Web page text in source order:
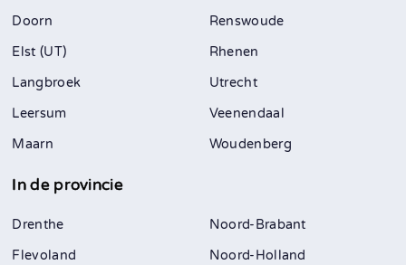
Doorn
Elst (UT)
Langbroek
Leersum
Maarn
Renswoude
Rhenen
Utrecht
Veenendaal
Woudenberg
In de provincie
Drenthe
Flevoland
Noord-Brabant
Noord-Holland